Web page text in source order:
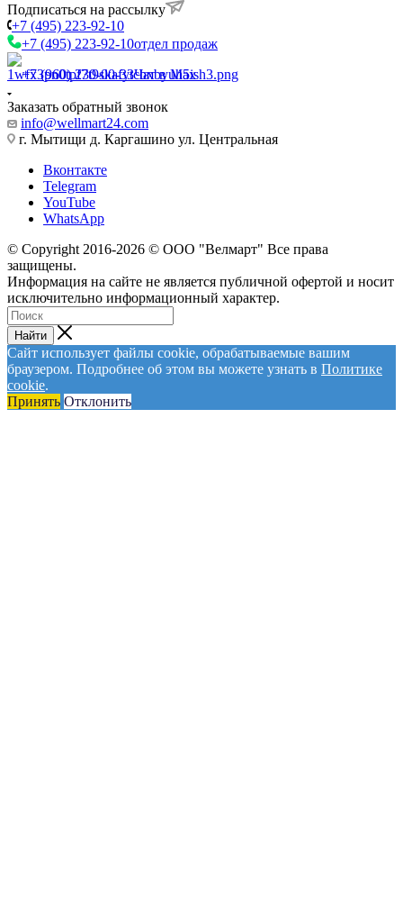
Подписаться на рассылку
+7 (495) 223-92-10
+7 (495) 223-92-10отдел продаж
+7 (960) 230-00-33Чат в Max
Заказать обратный звонок
info@wellmart24.com
г. Мытищи д. Каргашино ул. Центральная
Вконтакте
Telegram
YouTube
WhatsApp
© Сopyright 2016-2026 © ООО "Велмарт" Все права
защищены.
Информация на сайте не является публичной офертой и носит
исключительно информационный характер.
Найти
Сайт использует файлы cookie, обрабатываемые вашим
браузером. Подробнее об этом вы можете узнать в Политике
cookie.
Принять Отклонить